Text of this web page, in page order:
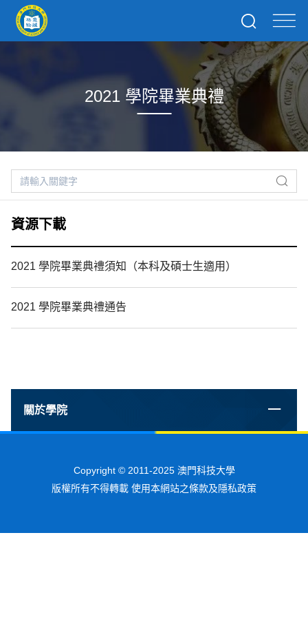
2021 學院畢業典禮
資源下載
2021 學院畢業典禮須知（本科及碩士生適用）
2021 學院畢業典禮通告
關於學院
Copyright © 2011-2025 澳門科技大學
版權所有不得轉載 使用本網站之條款及隱私政策